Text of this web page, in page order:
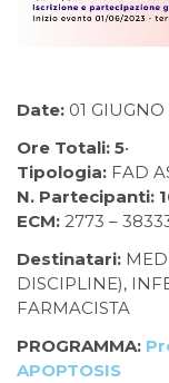
Date: 01
Ore Totali: 5•
Tipologia: FAD
N. Partecipanti:
ECM: 2773 –
Destinatari:
DISCIPLINE),
FARMACISTA
PROGRAMMA:
APOPTOSIS